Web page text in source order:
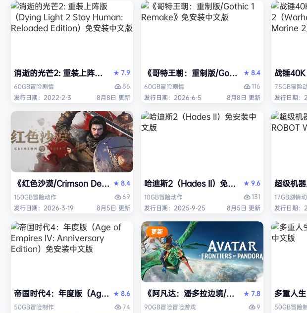
叫。切记：每一条…
公会根…
消逝的光芒2: 重装上阵版（Dying Light 2 Stay Human: Reloaded Edition）免
★ 7.9
60GB冒险剧情
86
发行日期：2022-2-3
8月8日 更新
《哥特王朝：重制版/Gothic 1 Remake》免
★ 8.4
60GB冒险剧情
116
发行日期：2026-6-5
8月8日 更新
战锤
75GB冒险
发行日期
《红色沙漠/Crimson Desert》免安装中文版
★ 8.4
150GB冒险动作
69
发行日期：2026-3-19
8月5日 更新
哈迪斯2（Hades II）免安装中文版
★ 9.6
10GB冒险动作
131
发行日期：2025-9-25
8月5日 更新
超级机
17GB剧情
发行日期
帝国时代4：年度版（Age of Empires IV: Anniversary Edition）免安装中文版
★ 8.6
50GB冒险制作
74
更新
《阿凡达：潘多拉边境/Avatar: Frontiers of
★ 7.8
90GB冒险冒险游戏
9
多重人
50GB冒险